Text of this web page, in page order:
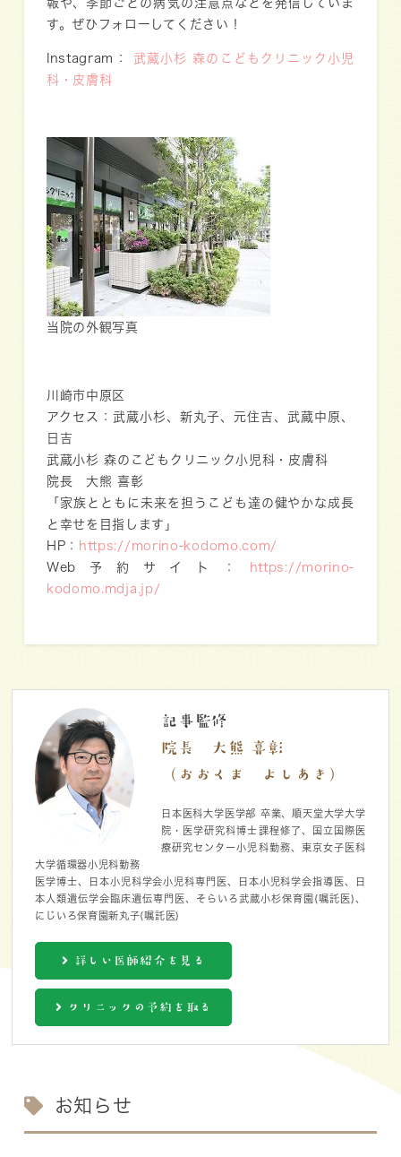
報や、季節ごとの病気の注意点などを発信していま
す。ぜひフォローしてください！
Instagram：
武蔵小杉 森のこどもクリニック小児
科・皮膚科
当院の外観写真
川崎市中原区
アクセス：武蔵小杉、新丸子、元住吉、武蔵中原、
日吉
武蔵小杉 森のこどもクリニック小児科・皮膚科
院長 大熊 喜彰
「家族とともに未来を担うこども達の健やかな成長
と幸せを目指します」
HP：
https://morino-kodomo.com/
Web予約サイト：
https://morino-
kodomo.mdja.jp/
記事監修
院長 大熊 喜彰
（おおくま よしあき）
日本医科大学医学部 卒業、順天堂大学大学
院・医学研究科博士課程修了、国立国際医
療研究センター小児科勤務、東京女子医科
大学循環器小児科勤務
医学博士、日本小児科学会小児科専門医、日本小児科学会指導医、日
本人類遺伝学会臨床遺伝専門医、そらいろ武蔵小杉保育園(嘱託医)、
にじいろ保育園新丸子(嘱託医)
詳しい医師紹介を見る
クリニックの予約を取る
お知らせ